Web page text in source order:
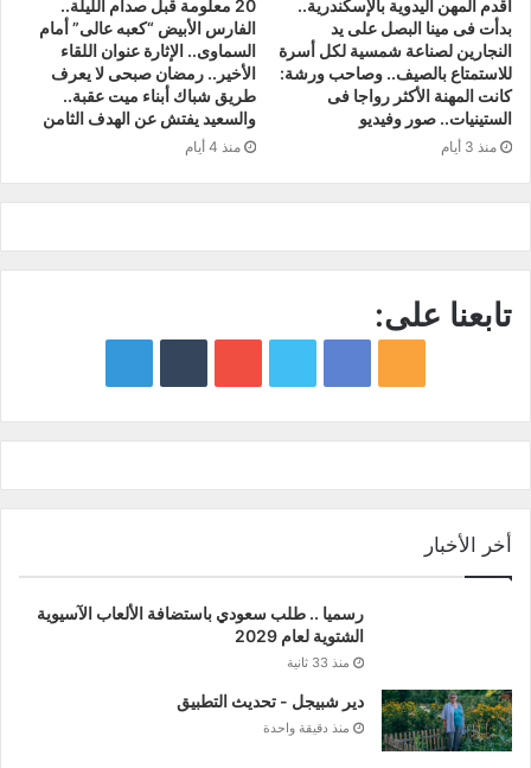
أقدم المهن اليدوية بالإسكندرية..
بدأت فى مينا البصل على يد
النجارين لصناعة شمسية لكل أسرة
للاستمتاع بالصيف.. وصاحب ورشة:
كانت المهنة الأكثر رواجا فى
الستينيات.. صور وفيديو
منذ 3 أيام
20 معلومة قبل صدام الليلة..
الفارس الأبيض “كعبه عالى” أمام
السماوى.. الإثارة عنوان اللقاء
الأخير.. رمضان صبحى لا يعرف
طريق شباك أبناء ميت عقبة..
والسعيد يفتش عن الهدف الثامن
منذ 4 أيام
تابعنا على:
أخر الأخبار
رسميا .. طلب سعودي باستضافة الألعاب الآسيوية
الشتوية لعام 2029
منذ 33 ثانية
دير شبيجل - تحديث التطبيق
منذ دقيقة واحدة